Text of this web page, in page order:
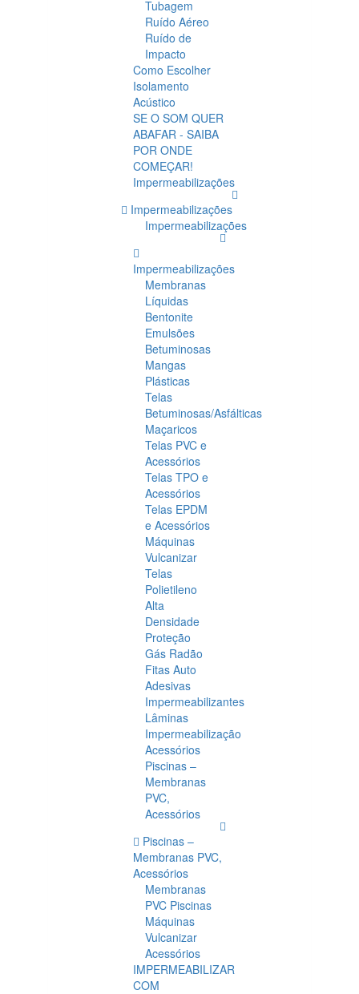
Tubagem
Ruído Aéreo
Ruído de
Impacto
Como Escolher
Isolamento
Acústico
SE O SOM QUER
ABAFAR - SAIBA
POR ONDE
COMEÇAR!
Impermeabilizações
Impermeabilizações
Impermeabilizações
Impermeabilizações
Membranas
Líquidas
Bentonite
Emulsões
Betuminosas
Mangas
Plásticas
Telas
Betuminosas/Asfálticas
Maçaricos
Telas PVC e
Acessórios
Telas TPO e
Acessórios
Telas EPDM
e Acessórios
Máquinas
Vulcanizar
Telas
Polietileno
Alta
Densidade
Proteção
Gás Radão
Fitas Auto
Adesivas
Impermeabilizantes
Lâminas
Impermeabilização
Acessórios
Piscinas –
Membranas
PVC,
Acessórios
Piscinas –
Membranas PVC,
Acessórios
Membranas
PVC Piscinas
Máquinas
Vulcanizar
Acessórios
IMPERMEABILIZAR
COM